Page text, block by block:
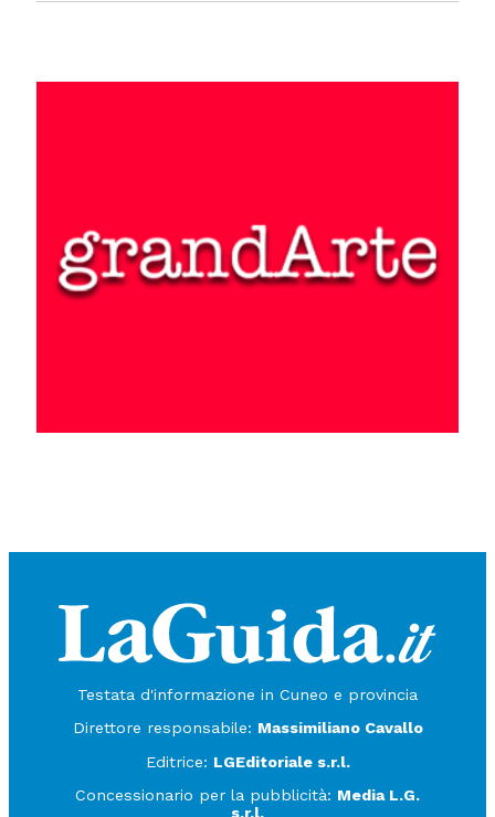
Testata d'informazione in Cuneo e provincia
Direttore responsabile: Massimiliano Cavallo
Editrice: LGEditoriale s.r.l.
Concessionario per la pubblicità: Media L.G.
s.r.l.